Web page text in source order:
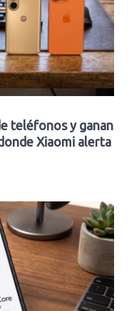
teléfonos y ganan
Xiaomi alerta